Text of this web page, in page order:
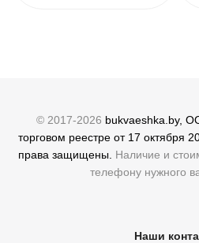
© 2017-2026 bukvaeshka.by,
торговом реестре от 17 октября
права защищены. Наличие и
телефону нужного
Наши